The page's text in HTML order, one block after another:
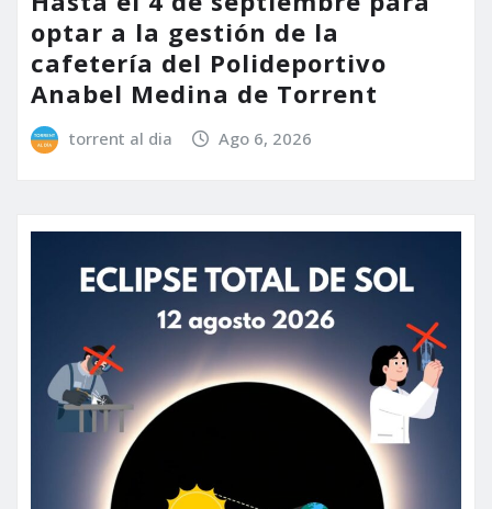
optar a la gestión de la
cafetería del Polideportivo
Anabel Medina de Torrent
torrent al dia Ago 6, 2026